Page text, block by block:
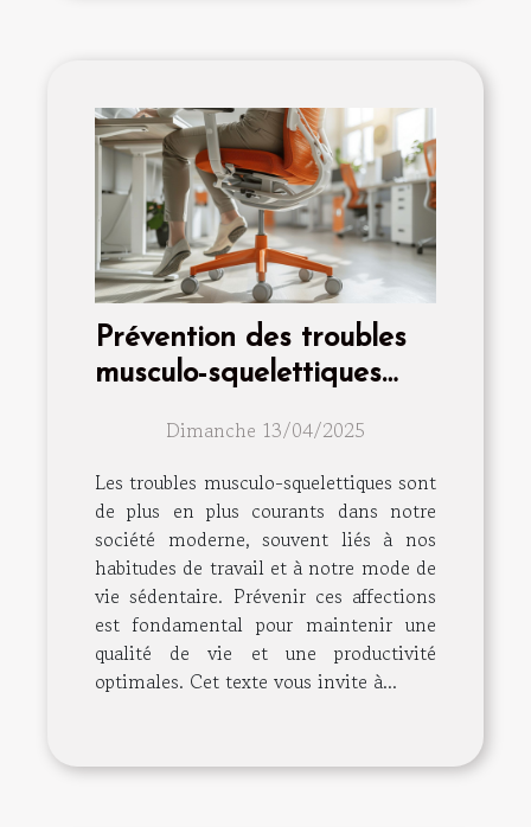
Prévention des troubles
musculo-squelettiques
Dimanche 13/04/2025
Les troubles musculo-squelettiques sont
de plus en plus courants dans notre
société moderne, souvent liés à nos
habitudes de travail et à notre mode de
vie sédentaire. Prévenir ces affections
est fondamental pour maintenir une
qualité de vie et une productivité
optimales. Cet texte vous invite à...